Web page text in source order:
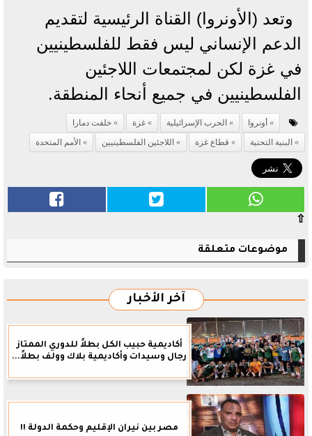
وتعد (الأونروا) القناة الرئيسية لتقديم
الدعم الإنساني ليس فقط للفلسطينيين
في غزة لكن لمجتمعات اللاجئين
الفلسطينيين في جميع أنحاء المنطقة.
أونروا الحرب الإسرائيلية غزة
خلفت دمارا
البنية التحتية
قطاع غزة اللاجئين الفلسطينيين الأمم المتحدة
⇧
موضوعات متعلقة
آخر الأخبار
أكاديمية حبيب الكل بطلاً للدوري الممتاز
رجال وسيدات وأكاديمية بلاك وولف بطلاً...
مصر بين نيران الإقليم وحكمة الدولة !!